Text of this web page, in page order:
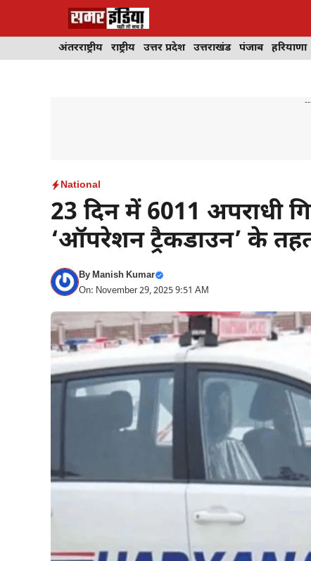
अंतरराष्ट्रीय राष्ट्रीय उत्तर प्रदेश उत्तराखंड पंजाब हरियाणा
National
23 दिन में 6011 अपराधी
‘ऑपरेशन ट्रैकडाउन’ के
ByManish Kumar
On: November 29, 2025 9:51 AM